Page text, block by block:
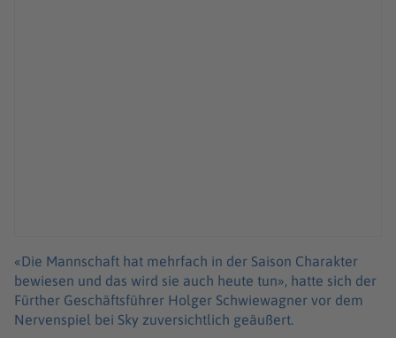
«Die Mannschaft hat mehrfach in der Saison Charakter
bewiesen und das wird sie auch heute tun», hatte sich der
Fürther Geschäftsführer Holger Schwiewagner vor dem
Nervenspiel bei Sky zuversichtlich geäußert.